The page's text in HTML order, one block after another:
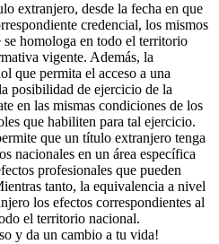
extranjero, desde la fecha en que
credencial, los mismos
homologa en todo el territorio
vigente. Además, la
que permita el acceso a una
posibilidad de ejercicio de la
en las mismas condiciones de los
que habiliten para tal ejercicio.
que un título extranjero tenga
nacionales en un área específica
profesionales que pueden
tanto, la equivalencia a nivel
los efectos correspondientes al
el territorio nacional.
y da un cambio a tu vida!